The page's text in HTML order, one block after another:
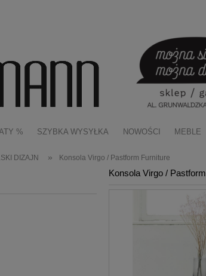
% SZYBKA WYSYŁKA NOWOŚCI MEBLE
DIZAJN » Konsola Virgo / Pastform Furniture
Konsola Virgo /